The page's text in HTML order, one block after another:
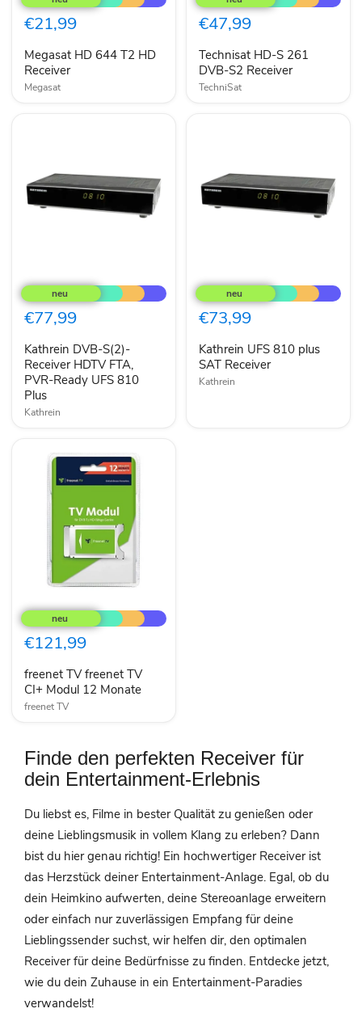
644
T2
HD
€21,99
Megasat HD 644 T2 HD
Receiver
Megasat
S
261
DVB-
Receiver
€47,99
Technisat HD-S 261
DVB-S2 Receiver
TechniSat
DVB-
S(2)-
Receiver
HDTV
PVR-
Ready
UFS
810
Plus
€77,99
Kathrein DVB-S(2)-
Receiver HDTV FTA,
PVR-Ready UFS 810
Plus
Kathrein
UFS
810
plus
SAT
€73,99
Kathrein UFS 810 plus
SAT Receiver
Kathrein
TV
freenet
TV
CI+
12
Monate
€121,99
freenet TV freenet TV
CI+ Modul 12 Monate
freenet TV
Finde den perfekten Receiver für
dein Entertainment-Erlebnis
Du liebst es, Filme in bester Qualität zu genießen oder
deine Lieblingsmusik in vollem Klang zu erleben? Dann
bist du hier genau richtig! Ein hochwertiger Receiver ist
das Herzstück deiner Entertainment-Anlage. Egal, ob du
dein Heimkino aufwerten, deine Stereoanlage erweitern
oder einfach nur zuverlässigen Empfang für deine
Lieblingssender suchst, wir helfen dir, den optimalen
Receiver für deine Bedürfnisse zu finden. Entdecke jetzt,
wie du dein Zuhause in ein Entertainment-Paradies
verwandelst!